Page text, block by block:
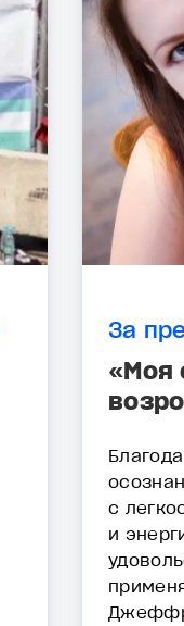
За
«Моя
с
и